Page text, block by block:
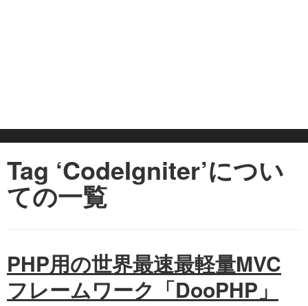
Tag ‘CodeIgniter’につい
ての一覧
PHP用の世界最速最軽量MVC
フレームワーク「DooPHP」